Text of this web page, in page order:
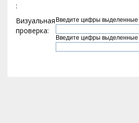
:
Визуальная
проверка:
Введите цифры выделенные
Введите цифры выделенные